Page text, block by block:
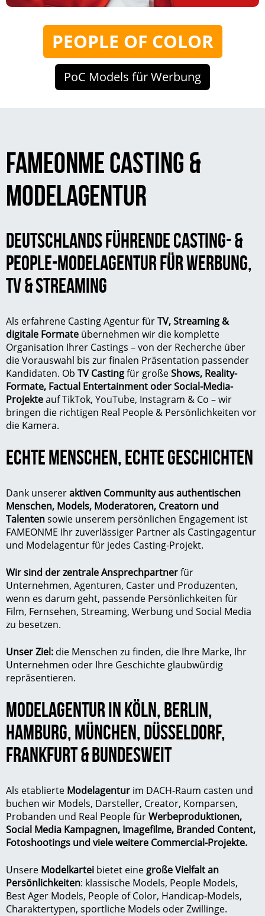
PEOPLE OF COLOR
PoC Models für Werbung
FAMEONME CASTING &
MODELAGENTUR
DEUTSCHLANDS FÜHRENDE CASTING- &
PEOPLE-MODELAGENTUR FÜR WERBUNG,
TV & STREAMING
Als erfahrene Casting Agentur fürTV, Streaming &
digitale Formate übernehmen wir die komplette
Organisation Ihrer Castings – von der Recherche über
die Vorauswahl bis zur finalen Präsentation passender
Kandidaten. Ob TV Castingfür großeShows, Reality-
Formate, Factual Entertainment oder Social-Media-
Projekteauf TikTok, YouTube, Instagram & Co – wir
bringen die richtigen Real People & Persönlichkeiten vor
die Kamera.
ECHTE MENSCHEN, ECHTE GESCHICHTEN
Dank unsereraktiven Communityaus authentischen
Menschen, Models, Moderatoren, Creatorn und
Talentensowie unserem persönlichen Engagement ist
FAMEONME Ihr zuverlässiger Partner als Castingagentur
und Modelagentur für jedes Casting-Projekt.
Wir sind der zentrale Ansprechpartnerfür
Unternehmen, Agenturen, Caster und Produzenten,
wenn es darum geht, passende Persönlichkeiten für
Film, Fernsehen, Streaming, Werbung und Social Media
zu besetzen.
Unser Ziel: die Menschen zu finden, die Ihre Marke, Ihr
Unternehmen oder Ihre Geschichte glaubwürdig
repräsentieren.
MODELAGENTUR INKÖLN,BERLIN,
HAMBURG,MÜNCHEN,DÜSSELDORF,
FRANKFURT& BUNDESWEIT
Als etablierte Modelagentur im DACH-Raum casten und
buchen wir Models, Darsteller, Creator, Komparsen,
Probanden und Real People fürWerbeproduktionen,
Social Media Kampagnen, Imagefilme, Branded Content,
Fotoshootings und viele weitere Commercial-Projekte.
Unsere Modelkartei bietet eine große Vielfalt an
Persönlichkeiten: klassische Models, People Models,
Best Ager Models, People of Color, Handicap-Models,
Charaktertypen, sportliche Models oderZwillinge.